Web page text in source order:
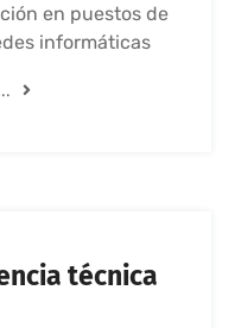
en puestos de
informáticas
técnica